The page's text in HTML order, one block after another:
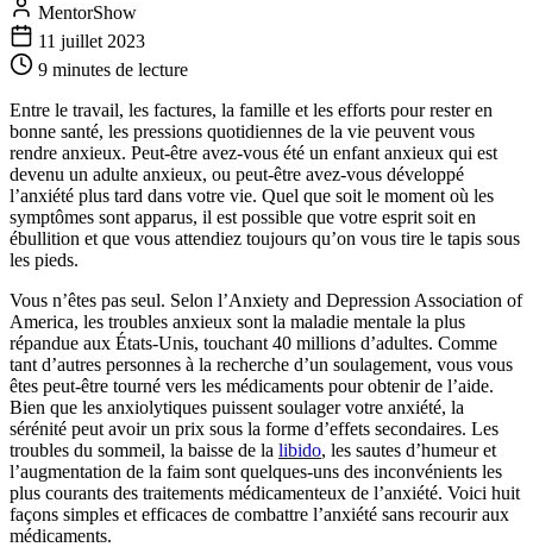
MentorShow
11 juillet 2023
9 minutes de lecture
Entre le travail, les factures, la famille et les efforts pour rester en
bonne santé, les pressions quotidiennes de la vie peuvent vous
rendre anxieux. Peut-être avez-vous été un enfant anxieux qui est
devenu un adulte anxieux, ou peut-être avez-vous développé
l’anxiété plus tard dans votre vie. Quel que soit le moment où les
symptômes sont apparus, il est possible que votre esprit soit en
ébullition et que vous attendiez toujours qu’on vous tire le tapis sous
les pieds.
Vous n’êtes pas seul. Selon l’Anxiety and Depression Association of
America, les troubles anxieux sont la maladie mentale la plus
répandue aux États-Unis, touchant 40 millions d’adultes. Comme
tant d’autres personnes à la recherche d’un soulagement, vous vous
êtes peut-être tourné vers les médicaments pour obtenir de l’aide.
Bien que les anxiolytiques puissent soulager votre anxiété, la
sérénité peut avoir un prix sous la forme d’effets secondaires. Les
troubles du sommeil, la baisse de la libido, les sautes d’humeur et
l’augmentation de la faim sont quelques-uns des inconvénients les
plus courants des traitements médicamenteux de l’anxiété. Voici huit
façons simples et efficaces de combattre l’anxiété sans recourir aux
médicaments.